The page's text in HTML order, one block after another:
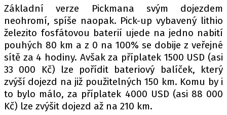
Základní verze Pickmana svým dojezdem
neohromí, spíše naopak. Pick-up vybavený lithio
železito fosfátovou baterií ujede na jedno nabití
pouhých 80 km a z 0 na 100% se dobije z veřejné
sítě za 4 hodiny. Avšak za příplatek 1500 USD (asi
33 000 Kč) lze pořídit bateriový balíček, který
zvýší dojezd na již použitelných 150 km. Komu by i
to bylo málo, za příplatek 4000 USD (asi 88 000
Kč) lze zvýšit dojezd až na 210 km.